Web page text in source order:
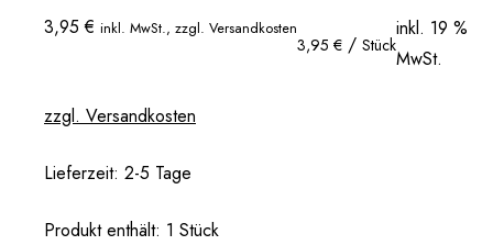
3,95€ inkl. MwSt., zzgl. Versandkosten
3,95 € / Stück
inkl. 19 %
MwSt.
zzgl. Versandkosten
Lieferzeit: 2-5 Tage
Produkt enthält: 1 Stück